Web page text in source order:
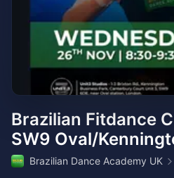
Brazilian Fitdance
SW9 Oval/
Brazilian Dance Academy UK